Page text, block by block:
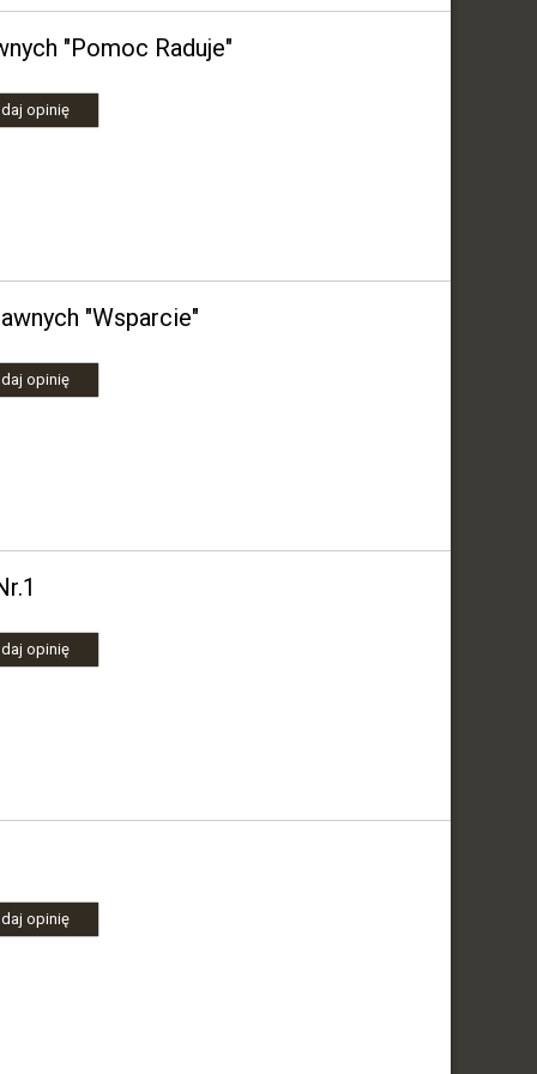
"Pomoc Raduje"
opinię
"Wsparcie"
opinię
opinię
opinię